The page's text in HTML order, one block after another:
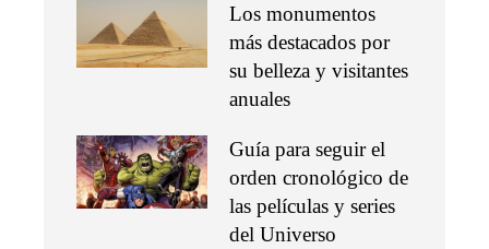
Los monumentos
más destacados por
su belleza y visitantes
anuales
Guía para seguir el
orden cronológico de
las películas y series
del Universo